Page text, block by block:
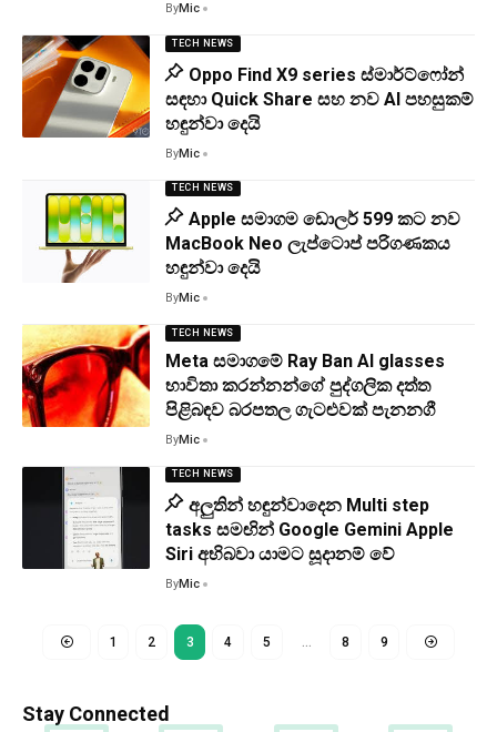
ByMic
TECH NEWS
Oppo Find X9 series ස්මාර්ට්ෆෝන්
සඳහා Quick Share සහ නව AI පහසුකම්
හඳුන්වා දෙයි
ByMic
TECH NEWS
Apple සමාගම ඩොලර් 599 කට නව
MacBook Neo ලැප්ටොප් පරිගණකය
හඳුන්වා දෙයි
ByMic
TECH NEWS
Meta සමාගමේ Ray Ban AI glasses
භාවිතා කරන්නන්ගේ පුද්ගලික දත්ත
පිළිබඳව බරපතල ගැටළුවක් පැනනගී
ByMic
TECH NEWS
අලුතින් හඳුන්වාදෙන Multi step
tasks සමඟින් Google Gemini Apple
Siri අභිබවා යාමට සූදානම් වේ
ByMic
1 2 3 4 5 … 8 9
Stay Connected